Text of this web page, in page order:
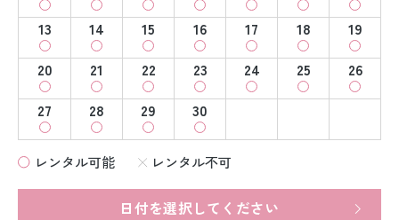
13
14 15 16 17 18
19
20
21 22 23 24 25
26
27
28 29 30
レンタル可能 レンタル不可
日付を選択してください